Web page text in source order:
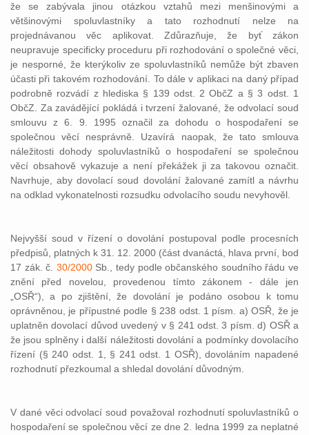
že se zabývala jinou otázkou vztahů mezi menšinovými a
většinovými spoluvlastníky a tato rozhodnutí nelze na
projednávanou věc aplikovat. Zdůrazňuje, že byť zákon
neupravuje specificky proceduru při rozhodování o společné věci,
je nesporné, že kterýkoliv ze spoluvlastníků nemůže být zbaven
účasti při takovém rozhodování. To dále v aplikaci na daný případ
podrobně rozvádí z hlediska § 139 odst. 2 ObčZ a § 3 odst. 1
ObčZ. Za zavádějící pokládá i tvrzení žalované, že odvolací soud
smlouvu z 6. 9. 1995 označil za dohodu o hospodaření se
společnou věcí nesprávně. Uzavírá naopak, že tato smlouva
náležitosti dohody spoluvlastníků o hospodaření se společnou
věcí obsahově vykazuje a není překážek ji za takovou označit.
Navrhuje, aby dovolací soud dovolání žalované zamítl a návrhu
na odklad vykonatelnosti rozsudku odvolacího soudu nevyhověl.
Nejvyšší soud v řízení o dovolání postupoval podle procesních
předpisů, platných k 31. 12. 2000 (část dvanáctá, hlava první, bod
17 zák. č. 30/2000Sb., tedy podle občanského soudního řádu ve
znění před novelou, provedenou tímto zákonem - dále jen
„OSŘ“), a po zjištění, že dovolání je podáno osobou k tomu
oprávněnou, je přípustné podle § 238 odst. 1 písm. a) OSŘ, že je
uplatněn dovolací důvod uvedený v § 241 odst. 3 písm. d) OSŘ a
že jsou splněny i další náležitosti dovolání a podmínky dovolacího
řízení (§ 240 odst. 1, § 241 odst. 1 OSŘ), dovoláním napadené
rozhodnutí přezkoumal a shledal dovolání důvodným.
V dané věci odvolací soud považoval rozhodnutí spoluvlastníků o
hospodaření se společnou věcí ze dne 2. ledna 1999 za neplatné